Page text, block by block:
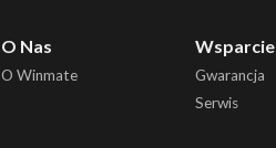
O Nas
O Winmate
Wsparcie
Gwarancja
Serwis